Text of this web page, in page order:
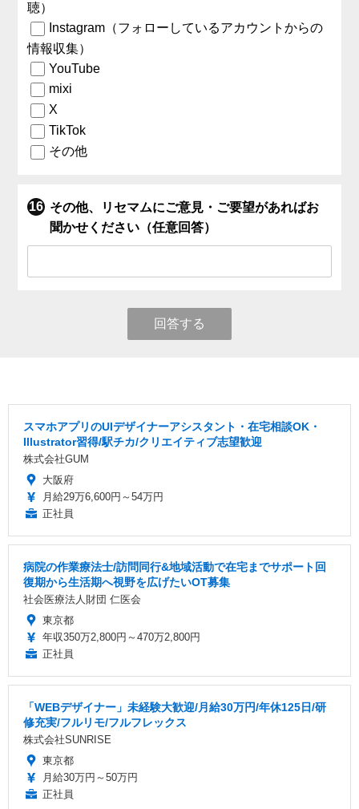
聴）
Instagram（フォローしているアカウントからの
情報収集）
YouTube
mixi
X
TikTok
その他
その他、リセマムにご意見・ご要望があればお
聞かせください（任意回答）
回答する
スマホアプリのUIデザイナーアシスタント・在宅相談OK・
Illustrator習得/駅チカ/クリエイティブ志望歓迎
株式会社GUM
大阪府
月給29万6,600円～54万円
正社員
病院の作業療法士/訪問同行&地域活動で在宅までサポート回
復期から生活期へ視野を広げたいOT募集
社会医療法人財団 仁医会
東京都
年収350万2,800円～470万2,800円
正社員
「WEBデザイナー」未経験大歓迎/月給30万円/年休125日/研
修充実/フルリモ/フルフレックス
株式会社SUNRISE
東京都
月給30万円～50万円
正社員